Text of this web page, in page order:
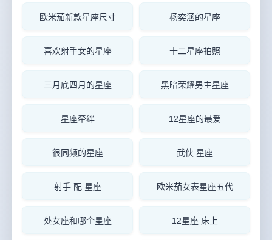
欧米茄新款星座尺寸 杨奕涵的星座
喜欢射手女的星座 十二星座拍照
三月底四月的星座 黑暗荣耀男主星座
星座牵绊 12星座的最爱
很同频的星座 武侠 星座
射手 配 星座 欧米茄女表星座五代
处女座和哪个星座 12星座 床上